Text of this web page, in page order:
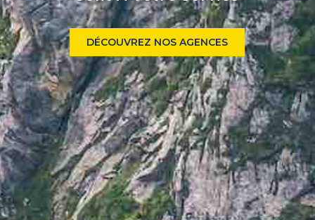
DÉCOUVREZ NOS AGENCES